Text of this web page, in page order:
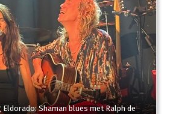
Shaman blues met Ralph de